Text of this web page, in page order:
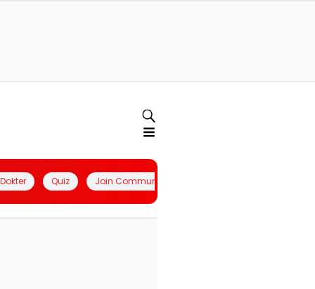
Quiz Join Community